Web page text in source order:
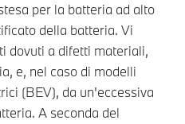
per la batteria ad alto
della batteria. Vi
dovuti a difetti materiali,
e, nel caso di modelli
(BEV), da un'eccessiva
A seconda del